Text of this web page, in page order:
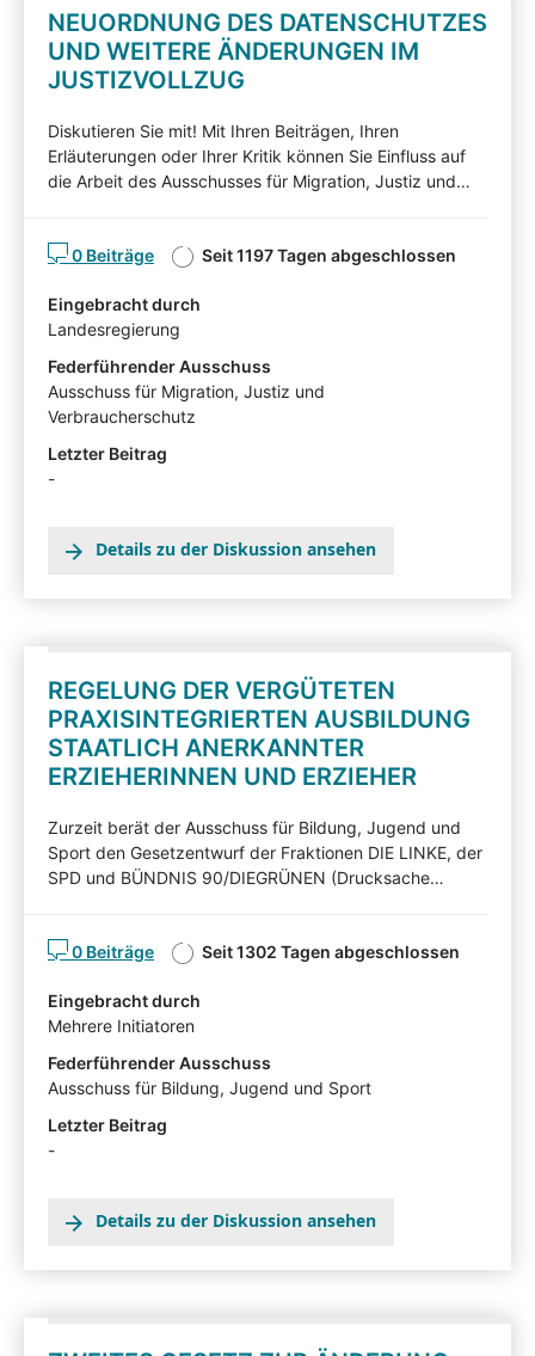
NEUORDNUNG DES DATENSCHUTZES
UND WEITERE ÄNDERUNGEN IM
JUSTIZVOLLZUG
Diskutieren Sie mit! Mit Ihren Beiträgen, Ihren
Erläuterungen oder Ihrer Kritik können Sie Einfluss auf
die Arbeit des Ausschusses für Migration, Justiz und
Interessensvertretern und anderen Auskunftspersonen
Stellungnahmen können mit Zustimmung der
Angehörten in der Beteiligtentransparenzdokumentation
eingesehen werden: hier
0 Beiträge Seit 1197 Tagen abgeschlossen
Eingebracht durch
Landesregierung
Federführender Ausschuss
Ausschuss für Migration, Justiz und
Verbraucherschutz
Letzter Beitrag
-
Details zu der Diskussion ansehen
REGELUNG DER VERGÜTETEN
PRAXISINTEGRIERTEN AUSBILDUNG
STAATLICH ANERKANNTER
ERZIEHERINNEN UND ERZIEHER
Zurzeit berät der Ausschuss für Bildung, Jugend und
Sport den Gesetzentwurf der Fraktionen DIE LINKE, der
SPD und BÜNDNIS 90/DIEGRÜNEN (Drucksache
Ihren Erläuterungen oder Ihrer Kritik können Sie Einfluss
Sport nehmen und auf Ihnen wichtige Gesichtspunkte
hinweisen. Die von Sachverständigen,
Interessensvertretern und anderen Auskunftspersonen
im Rahmen eines Anhörungsverfahrens eingereichten
Stellungnahmen können mit Zustimmung der
Angehörten in der Beteiligtentransparenzdokumentation
eingesehen werden: hier
0 Beiträge Seit 1302 Tagen abgeschlossen
Eingebracht durch
Mehrere Initiatoren
Federführender Ausschuss
Ausschuss für Bildung, Jugend und Sport
Letzter Beitrag
-
Details zu der Diskussion ansehen